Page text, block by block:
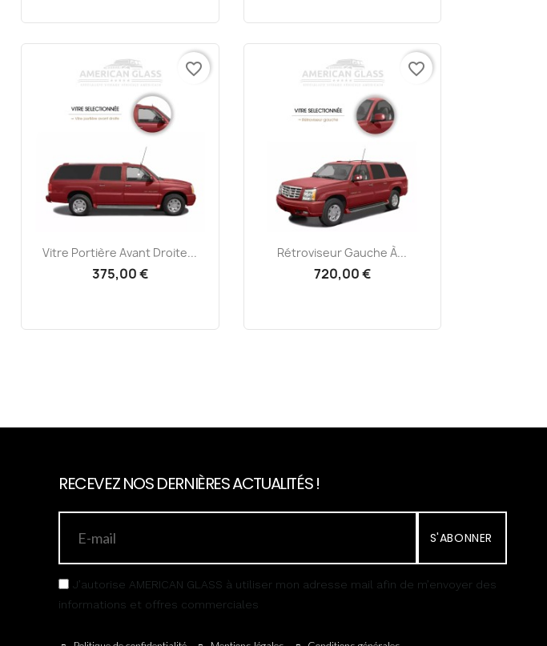
Aperçu rapide
Vitre Portière Avant Droite...
375,00 €
favorite_border
Aperçu rapide
Rétroviseur Gauche À...
720,00 €
favorite_border
RECEVEZ NOS DERNIÈRES ACTUALITÉS !
S'ABONNER
J’autorise AMERICAN GLASS à utiliser mon adresse mail afin de m’envoyer des
informations et offres commerciales